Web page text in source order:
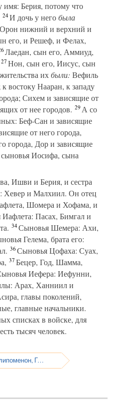
имя: Берия, потому что
24И дочь у негобыла
нижний и верхний и
его, и Решеф, и Фелах,
Лаедан, сын его, Аммиуд,
27Нон, сын его, Иисус, сын
ихбыли: Вефиль
востоку Нааран, к западу
Сихем и зависящие от
от нее городов. 29А со
Беф-Сан и зависящие
от него города,
города, Дор и зависящие
Иосифа, сына
Ишви и Берия, и сестра
и Малхиил. Он отец
Шомера и Хофама, и
Пасах, Бимгал и
34Сыновья Шемера: Ахи,
Гелема, брата его:
36Сыновья Цофаха: Суах,
37Бецер, Год, Шамма,
Иефера: Иефунни,
Арах, Ханниил и
главы поколений,
главные начальники.
списках в войске, для
тысяч человек.
Первая книга Паралипоменон, Глава 8